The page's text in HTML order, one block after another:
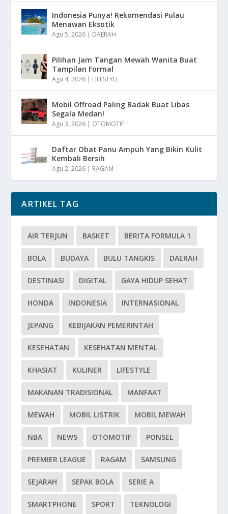
Indonesia Punya! Rekomendasi Pulau
Menawan Eksotik
Agu 5, 2026 | DAERAH
Pilihan Jam Tangan Mewah Wanita Buat
Tampilan Formal
Agu 4, 2026 | LIFESTYLE
Mobil Offroad Paling Badak Buat Libas
Segala Medan!
Agu 3, 2026 | OTOMOTIF
Daftar Obat Panu Ampuh Yang Bikin Kulit
Kembali Bersih
Agu 2, 2026 | RAGAM
ARTIKEL TAG
AIR TERJUN BASKET BERITA FORMULA 1
BOLA BUDAYA BULU TANGKIS DAERAH
DESTINASI DIGITAL GAYA HIDUP SEHAT
HONDA INDONESIA INTERNASIONAL
JEPANG KEBIJAKAN PEMERINTAH
KESEHATAN KESEHATAN MENTAL
KHASIAT KULINER LIFESTYLE
MAKANAN TRADISIONAL MANFAAT
MEWAH MOBIL LISTRIK MOBIL MEWAH
NBA NEWS OTOMOTIF PONSEL
PREMIER LEAGUE RAGAM SAMSUNG
SEJARAH SEPAK BOLA SERIE A
SMARTPHONE SPORT TEKNOLOGI